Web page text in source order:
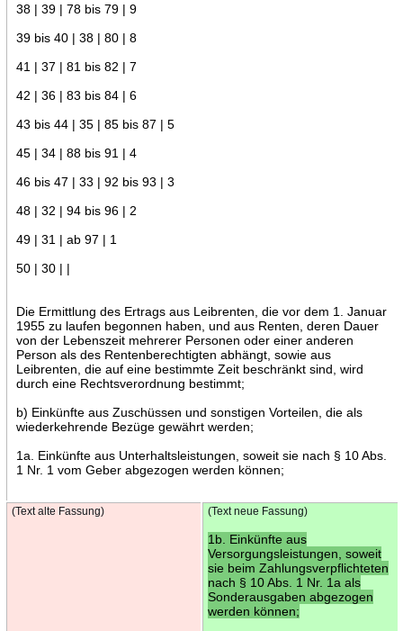
38 | 39 | 78 bis 79 | 9
39 bis 40 | 38 | 80 | 8
41 | 37 | 81 bis 82 | 7
42 | 36 | 83 bis 84 | 6
43 bis 44 | 35 | 85 bis 87 | 5
45 | 34 | 88 bis 91 | 4
46 bis 47 | 33 | 92 bis 93 | 3
48 | 32 | 94 bis 96 | 2
49 | 31 | ab 97 | 1
50 | 30 | |
Die Ermittlung des Ertrags aus Leibrenten, die vor dem 1. Januar
1955 zu laufen begonnen haben, und aus Renten, deren Dauer
von der Lebenszeit mehrerer Personen oder einer anderen
Person als des Rentenberechtigten abhängt, sowie aus
Leibrenten, die auf eine bestimmte Zeit beschränkt sind, wird
durch eine Rechtsverordnung bestimmt;
b) Einkünfte aus Zuschüssen und sonstigen Vorteilen, die als
wiederkehrende Bezüge gewährt werden;
1a. Einkünfte aus Unterhaltsleistungen, soweit sie nach § 10 Abs.
1 Nr. 1 vom Geber abgezogen werden können;
(Text alte Fassung) (Text neue Fassung)
1b. Einkünfte aus
Versorgungsleistungen, soweit
sie beim Zahlungsverpflichteten
nach § 10 Abs. 1 Nr. 1a als
Sonderausgaben abgezogen
werden können;